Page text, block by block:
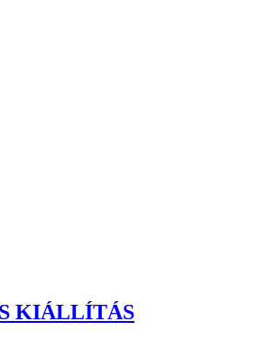
KIÁLLÍTÁS